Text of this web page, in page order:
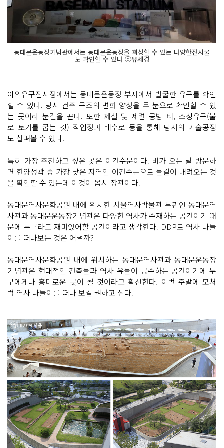
동대문운동장기념관에서는 동대문운동장을 회상할 수 있는 다양한전시물
도 확인할 수 있다 ⓒ유세경
야외유구전시장에서는 동대문운동장 부지에서 발굴한 유구를 확인
할 수 있다. 당시 건축 구조의 변화 양상을 두 눈으로 확인할 수 있
는 곳이라 눈길을 끈다. 또한 제철 및 제련 공방 터, 소성유구(불
로 토기를 굽는 것) 작업장과 배수로 등을 통해 당시의 기술공정
도 살펴볼 수 있다.
특히 가장 추천하고 싶은 곳은 이간수문이다. 비가 오는 날 방문하
면 한양성곽 중 가장 낮은 지역인 이간수문으로 물길이 내려오는 것
을 확인할 수 있는데 이것이 몹시 장관이다.
동대문역사문화공원 내에 위치한 서울역사박물관 분관인 동대문역
사관과 동대문운동장기념관은 다양한 역사가 존재하는 공간이기 때
문에 누구라도 재미있어할 공간이라고 생각한다. DDP로 역사 나들
이를 떠나보는 것은 어떨까?
동대문역사문화공원 내에 위치하는 동대문역사관과 동대문운동장
기념관은 현대적인 건축물과 역사 유물이 공존하는 공간이기에 누
구에게나 흥미로운 곳이 될 것이라고 확신한다. 이번 주말에 모처
럼 역사 나들이를 떠나 보길 권하고 싶다.